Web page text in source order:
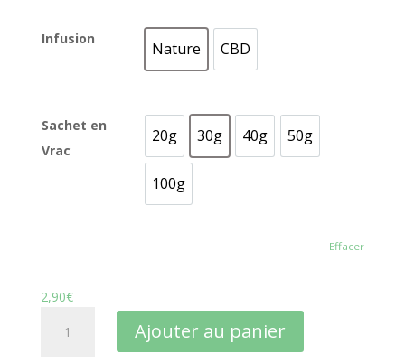
Infusion
Nature
Nature CBD
CBD
Sachet en
Vrac
20g
20g 30g
30g 40g
40g 50g
50g
100g
100g
Effacer
2,90€
Ajouter au panier